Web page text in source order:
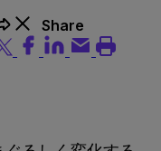
Share